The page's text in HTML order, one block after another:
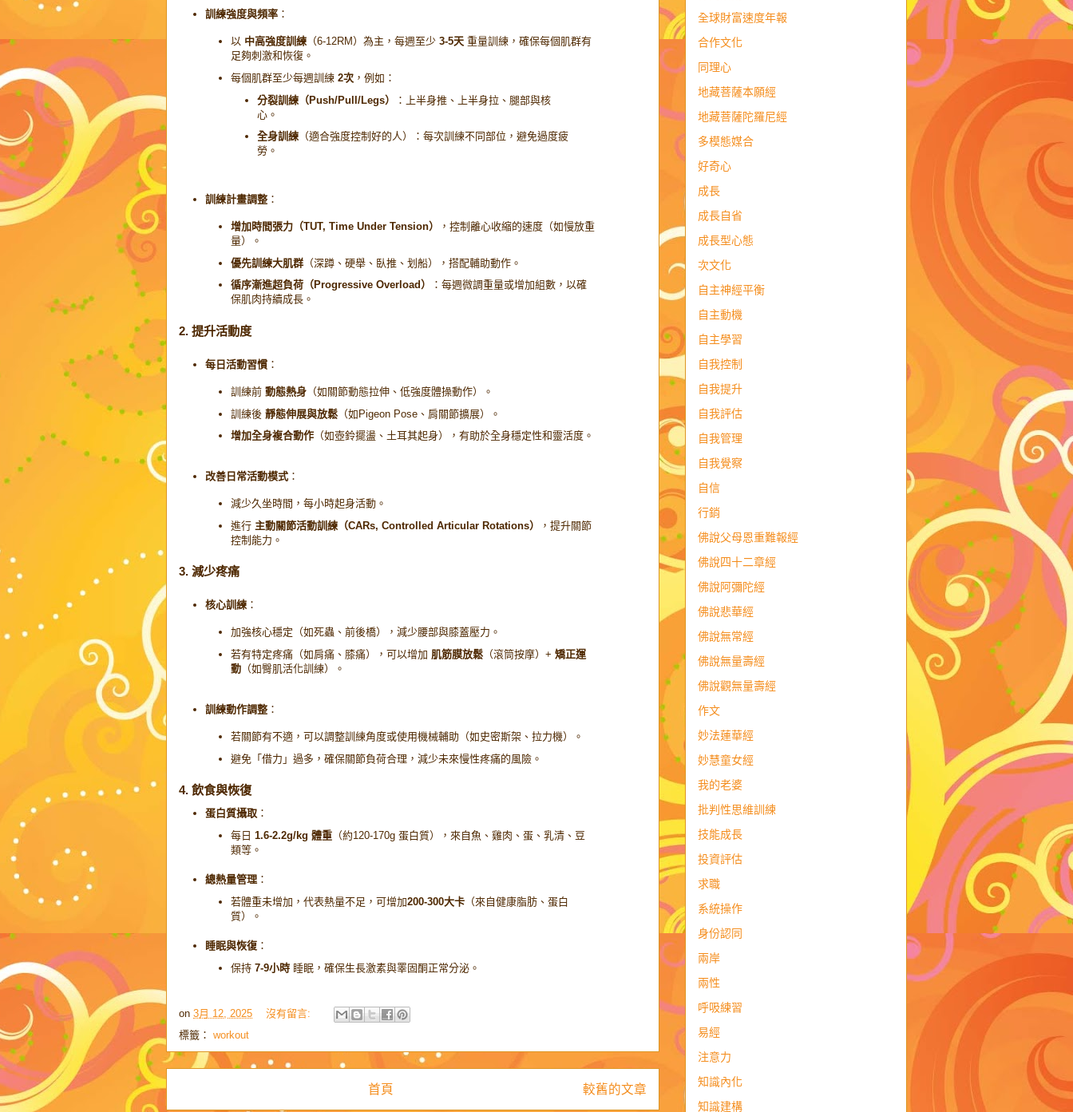
訓練強度與頻率：
以 中高強度訓練 （6-12RM）為主，每週至少 3-5天 重量訓練，確保每個肌群有
足夠刺激和恢復。
每個肌群至少每週訓練 2次 ，例如：
分裂訓練（Push/Pull/Legs）
：上半身推、上半身拉、腿部與核
心。
全身訓練（適合強度控制好的人）：每次訓練不同部位，避免過度疲
勞。
訓練計畫調整：
增加時間張力（TUT, Time Under Tension）
，控制離心收縮的速度（如慢放重
量）。
優先訓練大肌群 （深蹲、硬舉、臥推、划船），搭配輔助動作。
循序漸進超負荷（Progressive Overload）
：每週微調重量或增加組數，以確
保肌肉持續成長。
2. 提升活動度
每日活動習慣：
訓練前 動態熱身 （如關節動態拉伸、低強度體操動作）。
訓練後 靜態伸展與放鬆 （如Pigeon Pose、肩關節擴展）。
增加全身複合動作 （如壺鈴擺盪、土耳其起身），有助於全身穩定性和靈活度。
改善日常活動模式：
減少久坐時間，每小時起身活動。
進行 主動關節活動訓練（CARs, Controlled Articular Rotations）
，提升關節
控制能力。
3. 減少疼痛
核心訓練：
加強核心穩定（如死蟲、前後橋），減少腰部與膝蓋壓力。
若有特定疼痛（如肩痛、膝痛），可以增加 肌筋膜放鬆 （滾筒按摩）+ 矯正運
動 （如臀肌活化訓練）。
訓練動作調整：
若關節有不適，可以調整訓練角度或使用機械輔助（如史密斯架、拉力機）。
避免「借力」過多，確保關節負荷合理，減少未來慢性疼痛的風險。
4. 飲食與恢復
蛋白質攝取：
每日 1.6-2.2g/kg 體重 （約120-170g 蛋白質），來自魚、雞肉、蛋、乳清、豆
類等。
總熱量管理：
若體重未增加，代表熱量不足，可增加200-300大卡 （來自健康脂肪、蛋白
質）。
睡眠與恢復：
保持 7-9小時 睡眠，確保生長激素與睪固酮正常分泌。
on 3月 12, 2025
沒有留言:
標籤： workout
較舊的文章
首頁
全球財富速度年報
合作文化
同理心
地藏菩薩本願經
地藏菩薩陀羅尼經
多模態媒合
好奇心
成長
成長自省
成長型心態
次文化
自主神經平衡
自主動機
自主學習
自我控制
自我提升
自我評估
自我管理
自我覺察
自信
行銷
佛說父母恩重難報經
佛說四十二章經
佛說阿彌陀經
佛說悲華經
佛說無常經
佛說無量壽經
佛說觀無量壽經
作文
妙法蓮華經
妙慧童女經
我的老婆
批判性思維訓練
技能成長
投資評估
求職
系統操作
身份認同
兩岸
兩性
呼吸練習
易經
注意力
知識內化
知識建構